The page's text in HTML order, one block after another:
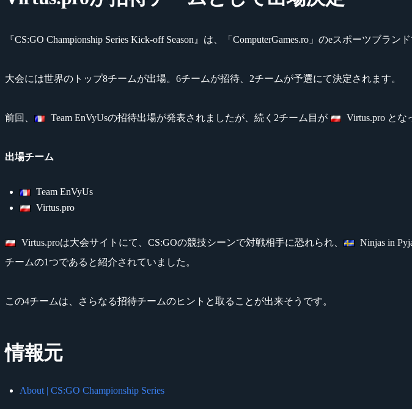
『CS:GO Championship Series Kick-off Season』は、「ComputerGames.ro」のeスポーツブラ
大会には世界のトップ8チームが出場。6チームが招待、2チームが予選にて決定されます。
前回、 Team EnVyUsの招待出場が発表されましたが、続く2チーム目が Virtus.pro とな
出場チーム
Team EnVyUs
Virtus.pro
Virtus.proは大会サイトにて、CS:GOの競技シーンで対戦相手に恐れられ、 Ninjas in
チームの1つであると紹介されていました。
この4チームは、さらなる招待チームのヒントと取ることが出来そうです。
情報元
About | CS:GO Championship Series